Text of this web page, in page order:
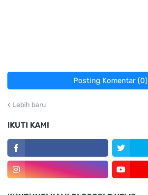
Posting Komentar (0)
Lebih baru
IKUTI KAMI